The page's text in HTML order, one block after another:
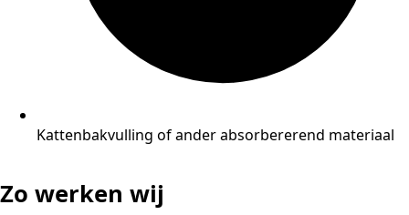
Kattenbakvulling of ander absorbererend materiaal
Zo werken wij